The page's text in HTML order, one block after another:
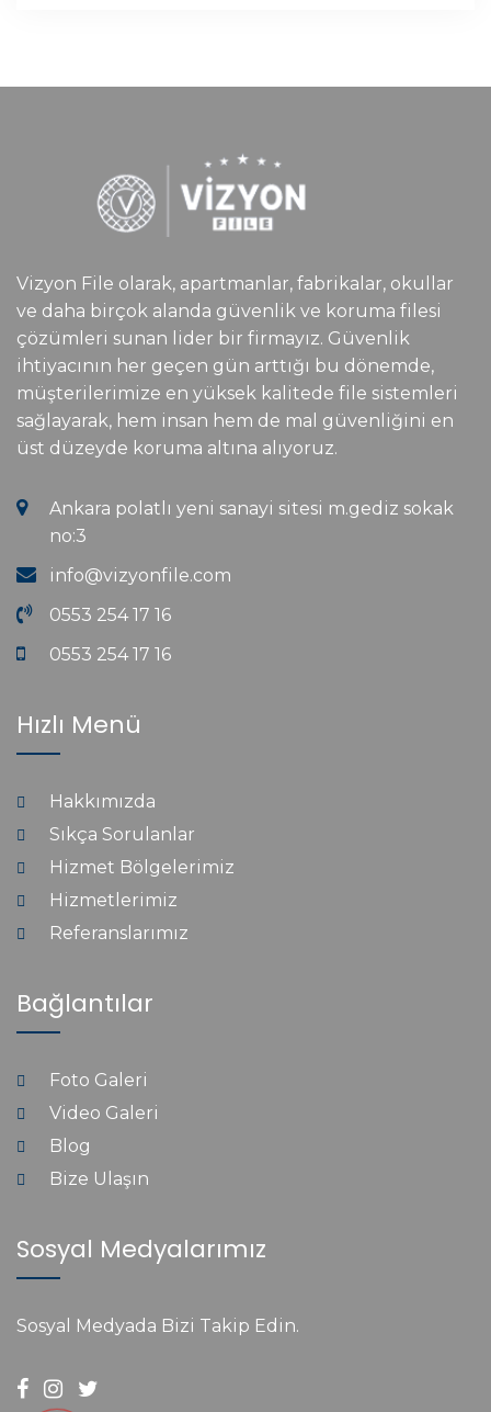
Vizyon File olarak, apartmanlar, fabrikalar, okullar
ve daha birçok alanda güvenlik ve koruma filesi
çözümleri sunan lider bir firmayız. Güvenlik
ihtiyacının her geçen gün arttığı bu dönemde,
müşterilerimize en yüksek kalitede file sistemleri
sağlayarak, hem insan hem de mal güvenliğini en
üst düzeyde koruma altına alıyoruz.
Ankara polatlı yeni sanayi sitesi m.gediz sokak
no:3
info@vizyonfile.com
0553 254 17 16
0553 254 17 16
Hızlı Menü
Hakkımızda
Sıkça Sorulanlar
Hizmet Bölgelerimiz
Hizmetlerimiz
Referanslarımız
Bağlantılar
Foto Galeri
Video Galeri
Blog
Bize Ulaşın
Sosyal Medyalarımız
Sosyal Medyada Bizi Takip Edin.